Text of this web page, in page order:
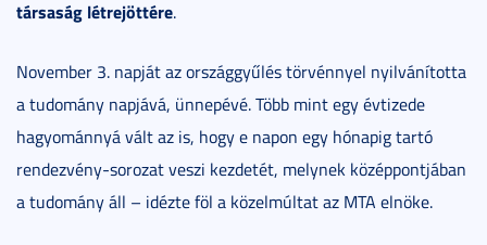
társaság létrejöttére.
November 3. napját az országgyűlés törvénnyel nyilvánította
a tudomány napjává, ünnepévé. Több mint egy évtizede
hagyománnyá vált az is, hogy e napon egy hónapig tartó
rendezvény-sorozat veszi kezdetét, melynek középpontjában
a tudomány áll – idézte föl a közelmúltat az MTA elnöke.